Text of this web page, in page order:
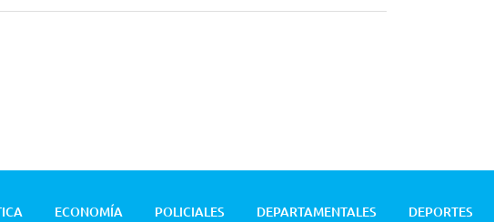
ECONOMÍA POLICIALES DEPARTAMENTALES DEPORTES